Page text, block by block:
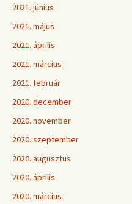
2021. június
2021. május
2021. április
2021. március
2021. február
2020. december
2020. november
2020. szeptember
2020. augusztus
2020. április
2020. március